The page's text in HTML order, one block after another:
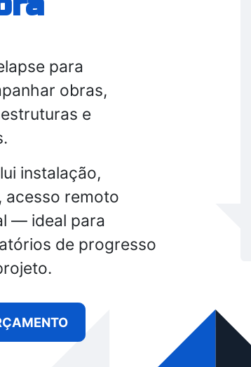
para
obras,
e
instalação,
acesso remoto
— ideal para
de progresso